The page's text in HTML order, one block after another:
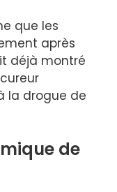
que les
après
déjà montré
la drogue de
de